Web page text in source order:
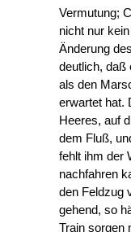
Vermutung;
nicht nur
Änderung
deutlich, daß
als den
erwartet hat.
Heeres, auf
dem Fluß,
fehlt ihm der
nachfahren
den Feldzug
gehend, so
Train sorgen